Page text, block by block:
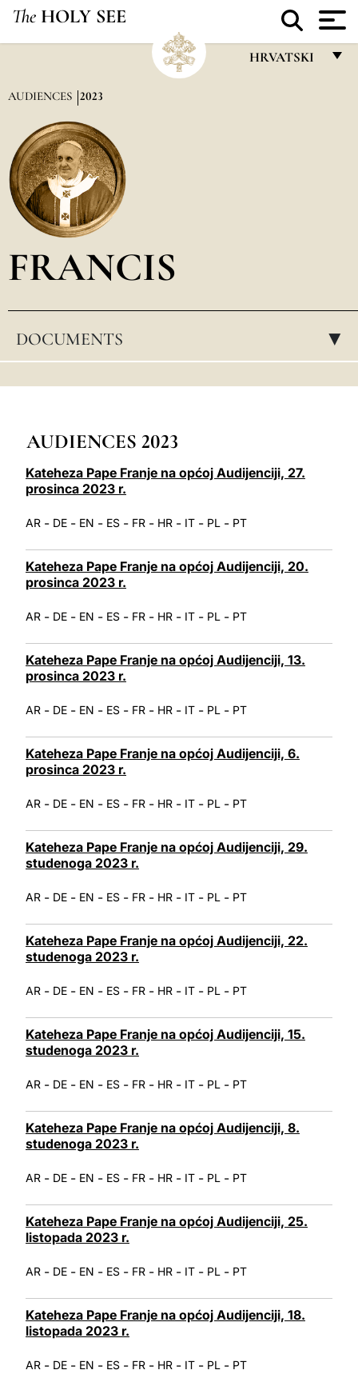
The HOLY SEE
HRVATSKI
العربيّة
AUDIENCES 2023
FRANCIS
DOCUMENTS ▸
AUDIENCES 2023
Kateheza Pape Franje na općoj Audijenciji, 27.
prosinca 2023 r.
AR - DE - EN - ES - FR - HR - IT - PL - PT
Kateheza Pape Franje na općoj Audijenciji, 20.
prosinca 2023 r.
AR - DE - EN - ES - FR - HR - IT - PL - PT
Kateheza Pape Franje na općoj Audijenciji, 13.
prosinca 2023 r.
AR - DE - EN - ES - FR - HR - IT - PL - PT
Kateheza Pape Franje na općoj Audijenciji, 6.
prosinca 2023 r.
AR - DE - EN - ES - FR - HR - IT - PL - PT
Kateheza Pape Franje na općoj Audijenciji, 29.
studenoga 2023 r.
AR - DE - EN - ES - FR - HR - IT - PL - PT
Kateheza Pape Franje na općoj Audijenciji, 22.
studenoga 2023 r.
AR - DE - EN - ES - FR - HR - IT - PL - PT
Kateheza Pape Franje na općoj Audijenciji, 15.
studenoga 2023 r.
AR - DE - EN - ES - FR - HR - IT - PL - PT
Kateheza Pape Franje na općoj Audijenciji, 8.
studenoga 2023 r.
AR - DE - EN - ES - FR - HR - IT - PL - PT
Kateheza Pape Franje na općoj Audijenciji, 25.
listopada 2023 r.
AR - DE - EN - ES - FR - HR - IT - PL - PT
Kateheza Pape Franje na općoj Audijenciji, 18.
listopada 2023 r.
AR - DE - EN - ES - FR - HR - IT - PL - PT